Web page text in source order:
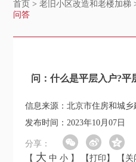
首页 >老旧小区改造和老楼加梯
问答
问：什么是平层入户?平
信息来源：北京市住房和城乡
发布时间：2023年10月07日
分享：
【 大 中 小 】 【打印】 【关